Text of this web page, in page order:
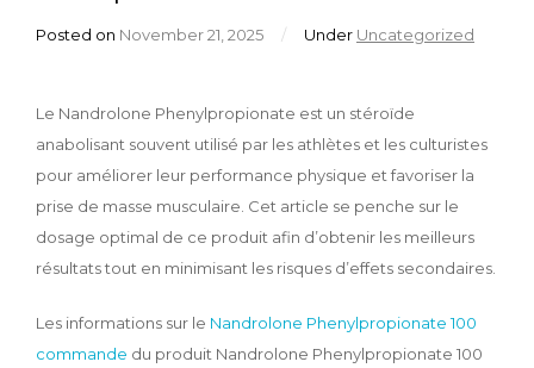
Posted on November 21, 2025 / Under Uncategorized
Le Nandrolone Phenylpropionate est un stéroïde
anabolisant souvent utilisé par les athlètes et les culturistes
pour améliorer leur performance physique et favoriser la
prise de masse musculaire. Cet article se penche sur le
dosage optimal de ce produit afin d’obtenir les meilleurs
résultats tout en minimisant les risques d’effets secondaires.
Les informations sur le Nandrolone Phenylpropionate 100
commande du produit Nandrolone Phenylpropionate 100